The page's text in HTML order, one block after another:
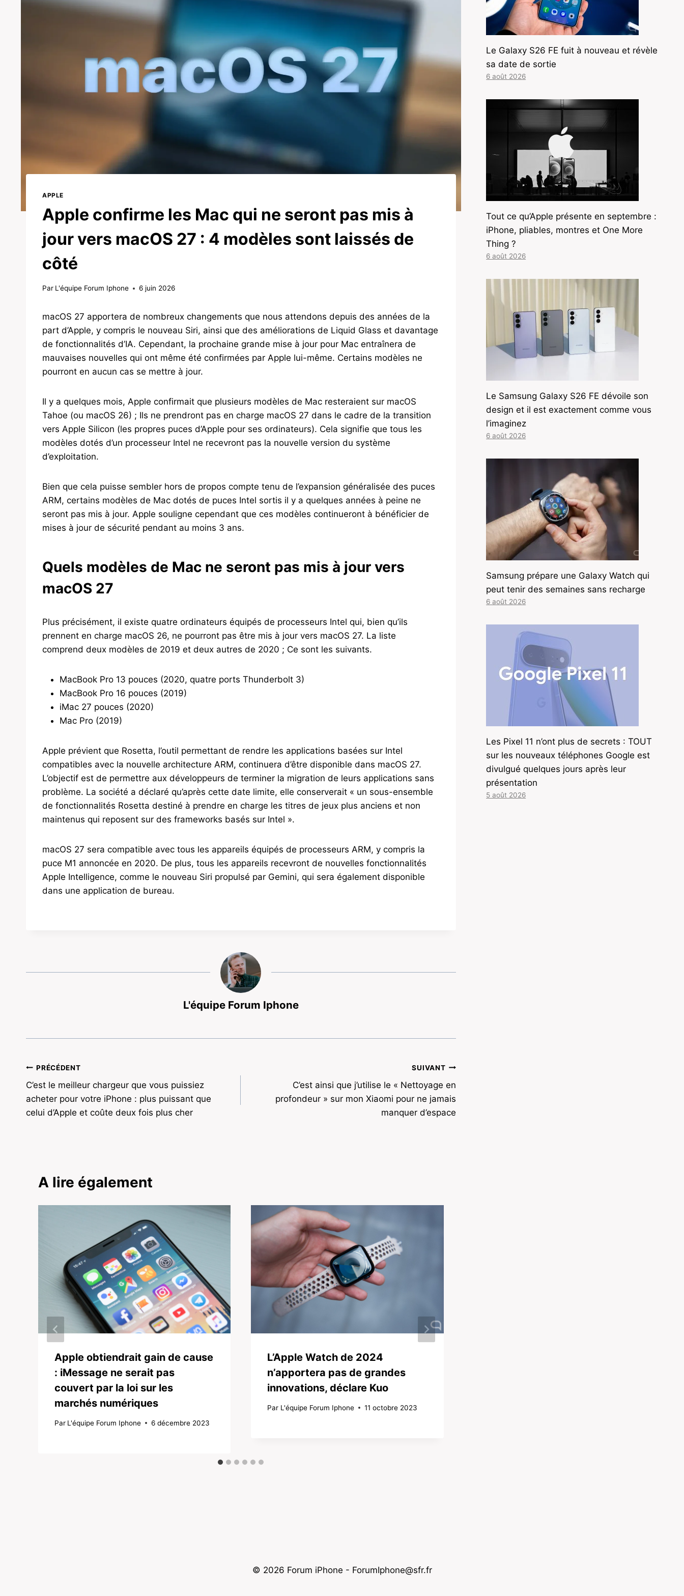
APPLE
Apple confirme les Mac qui ne seront pas mis à
jour vers macOS 27 : 4 modèles sont laissés de
côté
Par L'équipe Forum Iphone 6 juin 2026
macOS 27 apportera de nombreux changements que nous attendons depuis des années de la
part d’Apple, y compris le nouveau Siri, ainsi que des améliorations de Liquid Glass et davantage
de fonctionnalités d’IA. Cependant, la prochaine grande mise à jour pour Mac entraînera de
mauvaises nouvelles qui ont même été confirmées par Apple lui-même. Certains modèles ne
pourront en aucun cas se mettre à jour.
Il y a quelques mois, Apple confirmait que plusieurs modèles de Mac resteraient sur macOS
Tahoe (ou macOS 26) ; Ils ne prendront pas en charge macOS 27 dans le cadre de la transition
vers Apple Silicon (les propres puces d’Apple pour ses ordinateurs). Cela signifie que tous les
modèles dotés d’un processeur Intel ne recevront pas la nouvelle version du système
d’exploitation.
Bien que cela puisse sembler hors de propos compte tenu de l’expansion généralisée des puces
ARM, certains modèles de Mac dotés de puces Intel sortis il y a quelques années à peine ne
seront pas mis à jour. Apple souligne cependant que ces modèles continueront à bénéficier de
mises à jour de sécurité pendant au moins 3 ans.
Quels modèles de Mac ne seront pas mis à jour vers
macOS 27
Plus précisément, il existe quatre ordinateurs équipés de processeurs Intel qui, bien qu’ils
prennent en charge macOS 26, ne pourront pas être mis à jour vers macOS 27. La liste
comprend deux modèles de 2019 et deux autres de 2020 ; Ce sont les suivants.
MacBook Pro 13 pouces (2020, quatre ports Thunderbolt 3)
MacBook Pro 16 pouces (2019)
iMac 27 pouces (2020)
Mac Pro (2019)
Apple prévient que Rosetta, l’outil permettant de rendre les applications basées sur Intel
compatibles avec la nouvelle architecture ARM, continuera d’être disponible dans macOS 27.
L’objectif est de permettre aux développeurs de terminer la migration de leurs applications sans
problème. La société a déclaré qu’après cette date limite, elle conserverait « un sous-ensemble
de fonctionnalités Rosetta destiné à prendre en charge les titres de jeux plus anciens et non
maintenus qui reposent sur des frameworks basés sur Intel ».
macOS 27 sera compatible avec tous les appareils équipés de processeurs ARM, y compris la
puce M1 annoncée en 2020. De plus, tous les appareils recevront de nouvelles fonctionnalités
Apple Intelligence, comme le nouveau Siri propulsé par Gemini, qui sera également disponible
dans une application de bureau.
L'équipe Forum Iphone
Navigation
de
l’article
PRÉCÉDENT
C’est le meilleur chargeur que vous puissiez
acheter pour votre iPhone : plus puissant que
celui d’Apple et coûte deux fois plus cher
SUIVANT
C’est ainsi que j’utilise le « Nettoyage en
profondeur » sur mon Xiaomi pour ne jamais
manquer d’espace
A lire également
Apple obtiendrait gain de cause
: iMessage ne serait pas
couvert par la loi sur les
marchés numériques
Par L'équipe Forum Iphone 6 décembre 2023
L’Apple Watch de 2024
n’apportera pas de grandes
innovations, déclare Kuo
Par L'équipe Forum Iphone 11 octobre 2023
Le Galaxy S26 FE fuit à nouveau et révèle
sa date de sortie
6 août 2026
Tout ce qu’Apple présente en septembre :
iPhone, pliables, montres et One More
Thing ?
6 août 2026
Le Samsung Galaxy S26 FE dévoile son
design et il est exactement comme vous
l’imaginez
6 août 2026
Samsung prépare une Galaxy Watch qui
peut tenir des semaines sans recharge
6 août 2026
Les Pixel 11 n’ont plus de secrets : TOUT
sur les nouveaux téléphones Google est
divulgué quelques jours après leur
présentation
5 août 2026
© 2026 Forum iPhone - ForumIphone@sfr.fr